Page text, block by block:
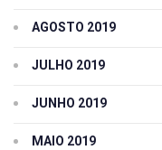
AGOSTO 2019
JULHO 2019
JUNHO 2019
MAIO 2019